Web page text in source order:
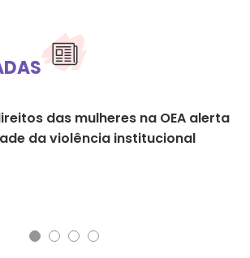
das mulheres na OEA alerta
da violência institucional